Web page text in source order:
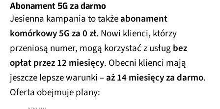
Abonament 5G za darmo
Jesienna kampania to takżeabonament
komórkowy 5G za 0 zł. Nowi klienci, którzy
przeniosą numer, mogą korzystać z usługbez
opłat przez 12 miesięcy. Obecni klienci mają
jeszcze lepsze warunki –aż 14 miesięcy za darmo.
Oferta obejmuje plany: